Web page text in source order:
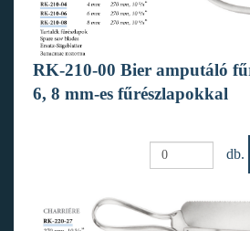
RK-210-00 Bier amputáló
6, 8 mm-es fűrészlapokkal
db.